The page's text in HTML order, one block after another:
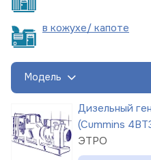
в кожухе/ капоте
Модель
Дизельный
(Cummins
ЭТРО